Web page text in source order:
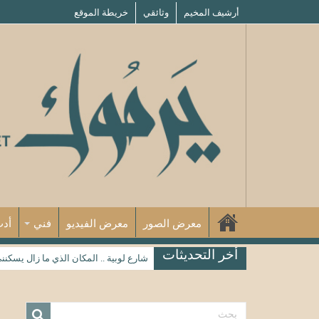
أرشيف المخيم وثائقي خريطة الموقع
معرض الصور معرض الفيديو فني
أخر التحديثات شارع لوبية .. المكان الذي ما زال